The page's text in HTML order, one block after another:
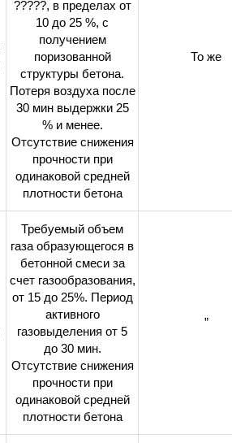
?????, в пределах от
10 до 25 %, с
получением
поризованной
структуры бетона.
Потеря воздуха после
30 мин выдержки 25
% и менее.
Отсутствие снижения
прочности при
одинаковой средней
плотности бетона
То же
Требуемый объем
газа образующегося в
бетонной смеси за
счет газообразования,
от 15 до 25%. Период
активного
газовыделения от 5
до 30 мин.
Отсутствие снижения
прочности при
одинаковой средней
плотности бетона
”